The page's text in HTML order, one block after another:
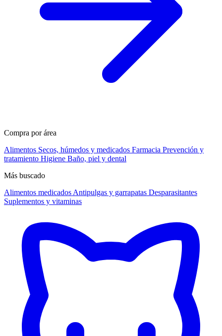
Compra por área
Alimentos Secos, húmedos y medicados Farmacia Prevención y
tratamiento Higiene Baño, piel y dental
Más buscado
Alimentos medicados Antipulgas y garrapatas Desparasitantes
Suplementos y vitaminas